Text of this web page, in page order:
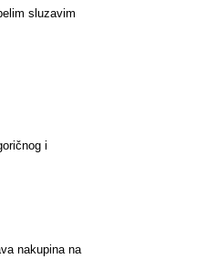
sluzavim
i
nakupina na